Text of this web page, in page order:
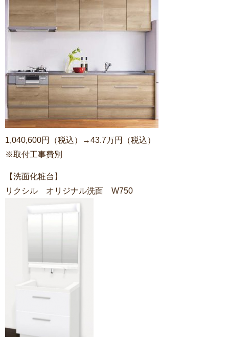
1,040,600円（税込）→43.7万円（税込）
※取付工事費別
【洗面化粧台】
リクシル オリジナル洗面 W750